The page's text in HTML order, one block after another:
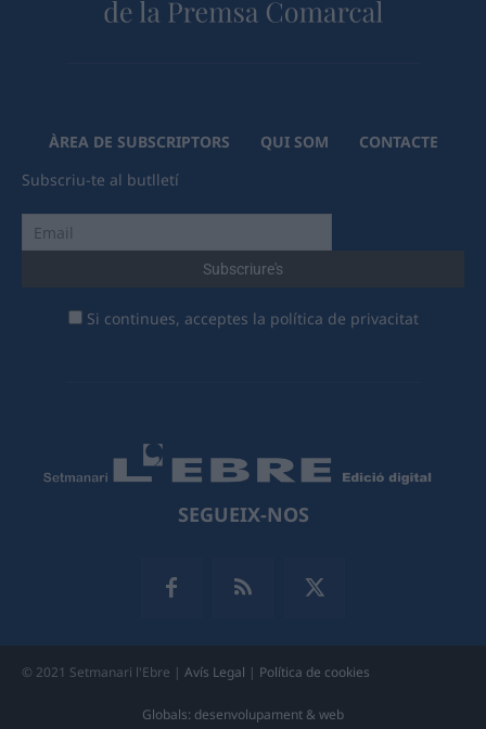
ÀREA DE SUBSCRIPTORS QUI SOM
CONTACTE
Subscriu-te al butlletí
Si continues, acceptes la política de privacitat
SEGUEIX-NOS
© 2021 Setmanari l'Ebre | Avís Legal | Política de cookies
Globals: desenvolupament & web